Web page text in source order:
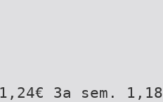
3a sem.